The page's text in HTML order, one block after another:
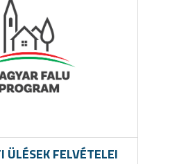
ÜLÉSEK FELVÉTELEI